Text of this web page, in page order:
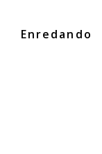
Enredando